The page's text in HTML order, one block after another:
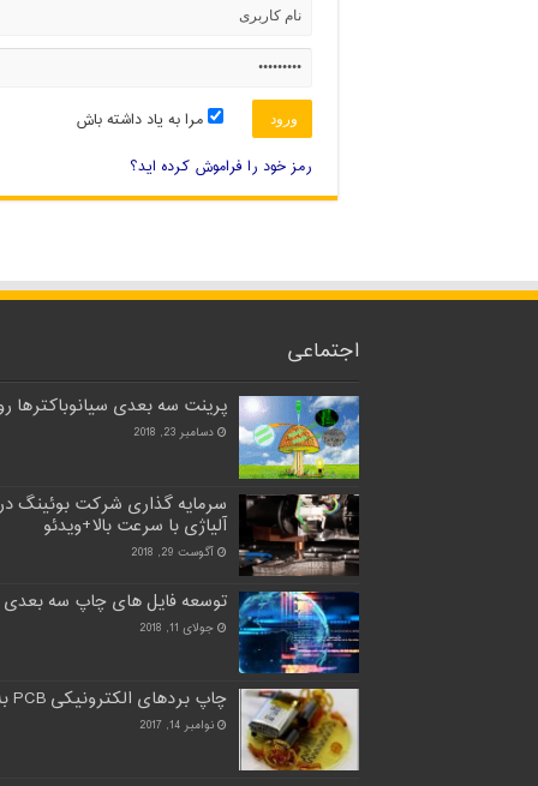
مرا به یاد داشته باش
رمز خود را فراموش کرده اید؟
اجتماعی
پرینت سه بعدی سیانوباکترها
دسامبر 23, 2018
سرمایه گذاری شرکت بوئینگ
آلیاژی با سرعت بالا+ویدئو
آگوست 29, 2018
توسعه فایل های چاپ سه
جولای 11, 2018
چاپ بردهای الکترونیکی PCB به طور کامل با چاپ سه بعدی
نوامبر 14, 2017